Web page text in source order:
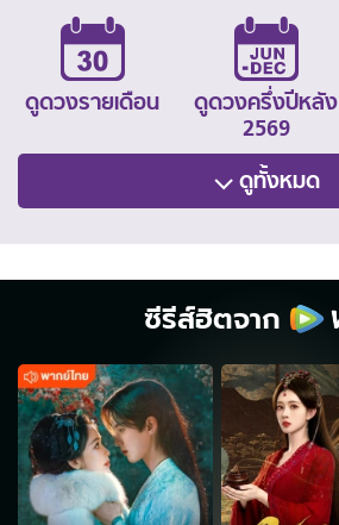
ดูดวงรายเดือน
ดูดวงครึ่งปีหลัง
2569
ดูทั้งหมด
ซีรีส์ฮิตจาก